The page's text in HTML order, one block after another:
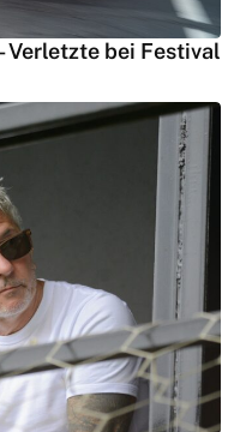
Verletzte bei Festival